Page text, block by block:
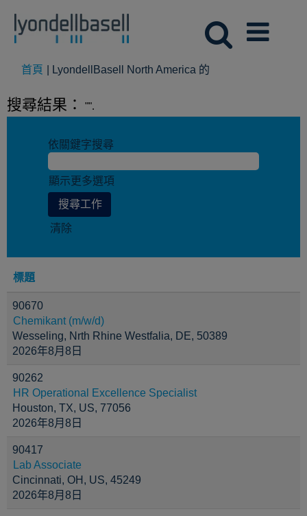
首頁 LyondellBasell North America 的
面)
搜尋結果： "".
依關鍵字搜尋
顯示更多選項
清除
標題
90670
Chemikant (m/w/d)
Wesseling, Nrth Rhine Westfalia, DE, 50389
2026年8月8日
90262
HR Operational Excellence Specialist
Houston, TX, US, 77056
2026年8月8日
90417
Lab Associate
Cincinnati, OH, US, 45249
2026年8月8日